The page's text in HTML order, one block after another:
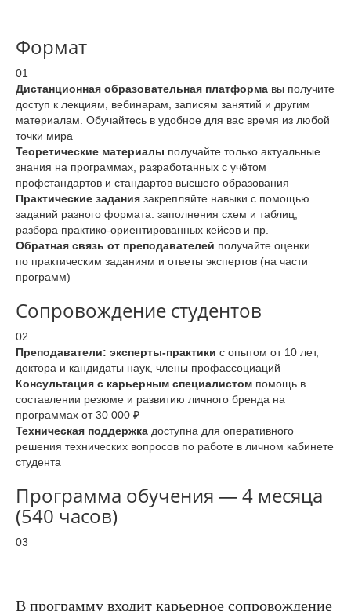
Формат
01
Дистанционная образовательная платформа вы получите
доступ к лекциям, вебинарам, записям занятий и другим
материалам. Обучайтесь в удобное для вас время из любой
точки мира
Теоретические материалы получайте только актуальные
знания на программах, разработанных с учётом
профстандартов и стандартов высшего образования
Практические задания закрепляйте навыки с помощью
заданий разного формата: заполнения схем и таблиц,
разбора практико-ориентированных кейсов и пр.
Обратная связь от преподавателей получайте оценки
по практическим заданиям и ответы экспертов (на части
программ)
Сопровождение студентов
02
Преподаватели: эксперты-практики с опытом от 10 лет,
доктора и кандидаты наук, члены профассоциаций
Консультация с карьерным специалистом помощь в
составлении резюме и развитию личного бренда на
программах от 30 000 ₽
Техническая поддержка доступна для оперативного
решения технических вопросов по работе в личном кабинете
студента
Программа обучения — 4 месяца
(540 часов)
03
В программу входит карьерное сопровождение